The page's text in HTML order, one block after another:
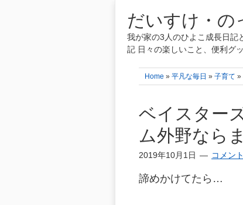
だいすけ・の
我が家の3人のひよこ成長日記
記 日々の楽しいこと、便利グ
Home » 平凡な毎日 » 子育て »
ベイスター
ム外野なら
2019年10月1日 コメン
諦めかけてたら…